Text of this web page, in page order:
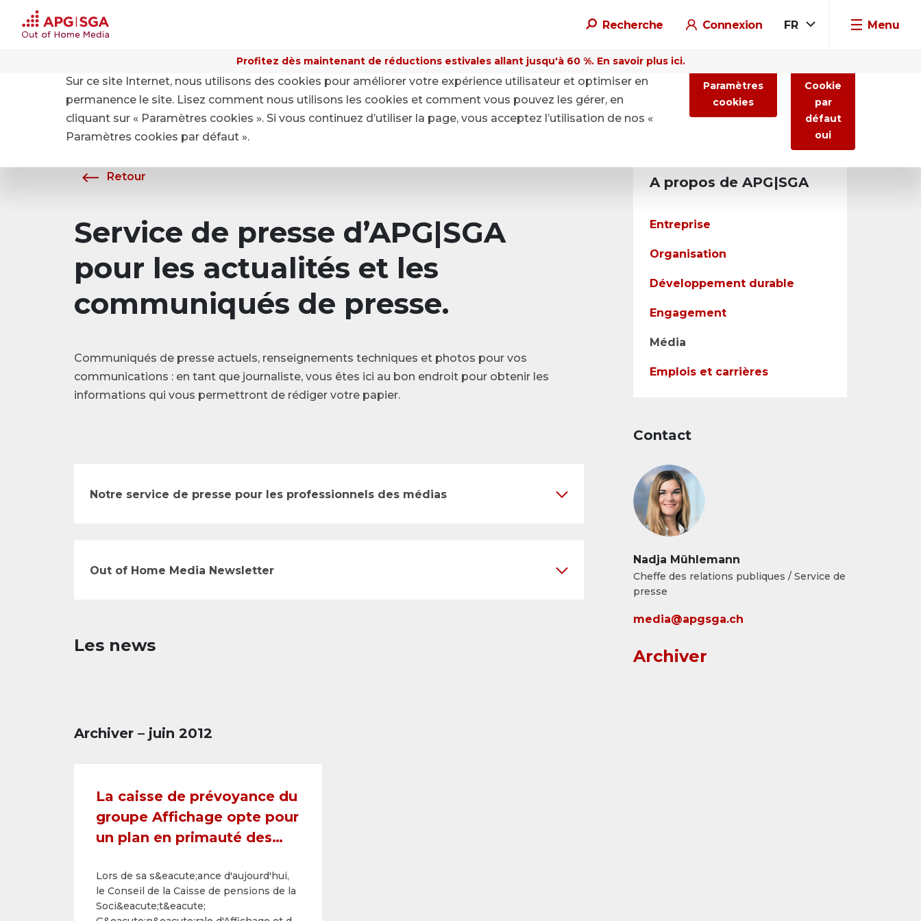
Recherche Connexion FR Menu
Profitez dès maintenant de réductions estivales allant jusqu'à 60 %. En savoir plus ici.
A propos de APG|SGA
Retour
Service de presse d’APG|SGA
pour les actualités et les
communiqués de presse.
Communiqués de presse actuels, renseignements techniques et photos pour vos
communications : en tant que journaliste, vous êtes ici au bon endroit pour obtenir les
informations qui vous permettront de rédiger votre papier.
Notre service de presse pour les professionnels des médias
Out of Home Media Newsletter
Les news
Archiver – juin 2012
La caisse de prévoyance du
groupe Affichage opte pour
un plan en primauté des
Lors de sa s&eacute;ance d'aujourd'hui,
le Conseil de la Caisse de pensions de la
Soci&eacute;t&eacute;
A propos de APG|SGA
Entreprise
Organisation
Développement durable
Engagement
Média
Emplois et carrières
Contact
Nadja Mühlemann
Cheffe des relations publiques / Service de
presse
media@apgsga.ch
Archiver
Sur ce site Internet, nous utilisons des cookies pour améliorer votre expérience utilisateur et optimiser en
permanence le site. Lisez comment nous utilisons les cookies et comment vous pouvez les gérer, en
cliquant sur « Paramètres cookies ». Si vous continuez d’utiliser la page, vous acceptez l’utilisation de nos «
Paramètres cookies par défaut ».
Paramètres
cookies
Cookie
par
défaut
oui